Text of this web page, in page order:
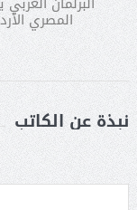
المصري
نبذة عن الكاتب